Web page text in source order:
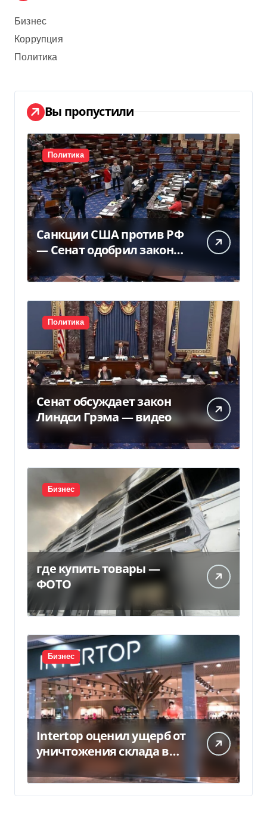
Бизнес
Коррупция
Политика
Вы пропустили
Политика
Санкции США против РФ
— Сенат одобрил закон
Грема — Фокус
Политика
Сенат обсуждает закон
Линдси Грэма — видео
Бизнес
где купить товары —
ФОТО
Бизнес
Intertop оценил ущерб от
уничтожения склада в